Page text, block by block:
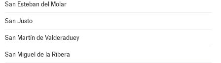
San Esteban del Molar
San Justo
San Martín de Valderaduey
San Miguel de la Ribera